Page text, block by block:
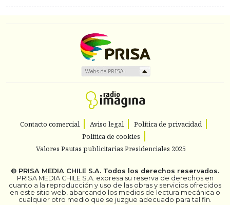
Contacto comercial Aviso legal
Política de privacidad
Política de cookies
Valores Pautas publicitarias Presidenciales 2025
© PRISA MEDIA CHILE S.A. Todos los derechos reservados.
PRISA MEDIA CHILE S.A. expresa su reserva de derechos en
cuanto a la reproducción y uso de las obras y servicios ofrecidos
en este sitio web, abarcando los medios de lectura mecánica o
cualquier otro medio que se juzgue adecuado para tal fin.